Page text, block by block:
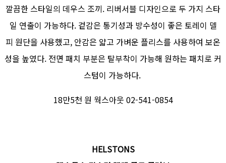
깔끔한 스타일의 데우스 조끼. 리버서블 디자인으로 두 가지 스타
일 연출이 가능하다. 겉감은 통기성과 방수성이 좋은 토레이 델
피 원단을 사용했고, 안감은 얇고 가벼운 플리스를 사용하여 보온
성을 높였다. 전면 패치 부분은 탈부착이 가능해 원하는 패치로 커
스텀이 가능하다.
18만5천 원 웍스아웃 02-541-0854
HELSTONS